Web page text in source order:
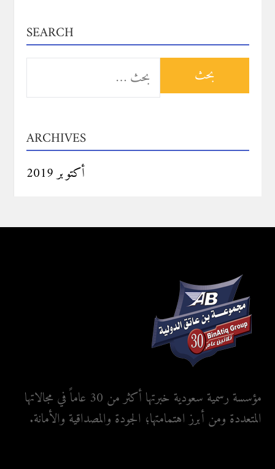
SEARCH
البحث
عن:
ARCHIVES
أكتوبر 2019
مؤسسة رسمية سعودية خبرتها أكثر من 30 عاماً في مجالاتها
المتعددة ومن أبرز اهتمامتها؛ الجودة والمصداقية والأمانة.